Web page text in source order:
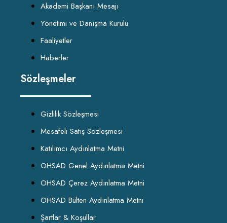
Akademi Başkanı Mesajı
Yönetimi ve Danışma Kurulu
Faaliyetler
Haberler
Sözleşmeler
Gizlilik Sözleşmesi
Mesafeli Satış Sözleşmesi
Katılımcı Aydınlatma Metni
OHSAD Genel Aydınlatma Metni
OHSAD Çerez Aydınlatma Metni
OHSAD Bülten Aydınlatma Metni
Şartlar & Koşullar